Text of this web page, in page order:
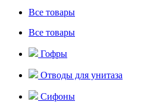
Все товары
Все товары
Гофры
Отводы для унитаза
Сифоны